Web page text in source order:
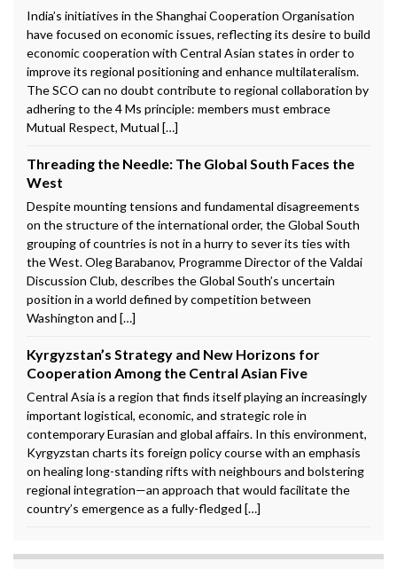
India’s initiatives in the Shanghai Cooperation Organisation
have focused on economic issues, reflecting its desire to build
economic cooperation with Central Asian states in order to
improve its regional positioning and enhance multilateralism.
The SCO can no doubt contribute to regional collaboration by
adhering to the 4 Ms principle: members must embrace
Mutual Respect, Mutual […]
Threading the Needle: The Global South Faces the
West
Despite mounting tensions and fundamental disagreements
on the structure of the international order, the Global South
grouping of countries is not in a hurry to sever its ties with
the West. Oleg Barabanov, Programme Director of the Valdai
Discussion Club, describes the Global South’s uncertain
position in a world defined by competition between
Washington and […]
Kyrgyzstan’s Strategy and New Horizons for
Cooperation Among the Central Asian Five
Central Asia is a region that finds itself playing an increasingly
important logistical, economic, and strategic role in
contemporary Eurasian and global affairs. In this environment,
Kyrgyzstan charts its foreign policy course with an emphasis
on healing long-standing rifts with neighbours and bolstering
regional integration—an approach that would facilitate the
country’s emergence as a fully-fledged […]